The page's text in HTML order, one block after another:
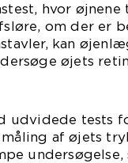
hvor øjnene
om der er
kan
øjets
udvidede tests
af øjets
undersøgelse,